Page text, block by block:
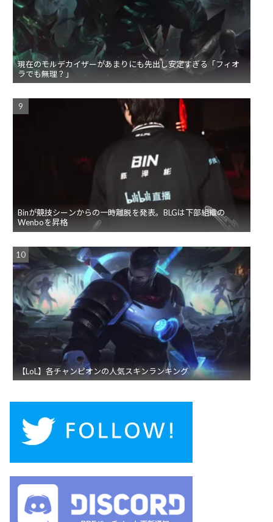
現在のモルデカイザーがあまりにも先出し安定すぎる「フィオ
ラでも無理？」
Binが競技シーンからの一時離脱を発表。BLGは下部組織の
Wenboを昇格
【LoL】各チャンピオンの人気スキンランキング